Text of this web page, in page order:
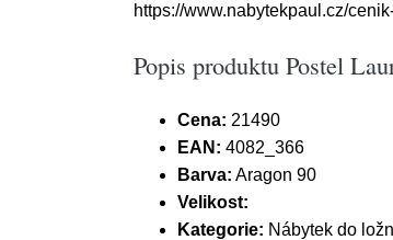
https://www.nabytekpaul.cz/
Popis produktu Postel
Cena: 21490
EAN: 4082_366
Barva: Aragon 90
Velikost:
Kategorie: Nábytek do